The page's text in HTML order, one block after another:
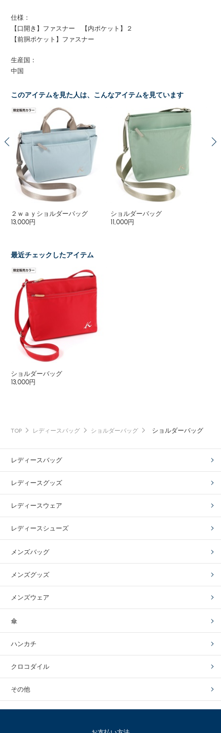
仕様：
【口開き】ファスナー 【内ポケット】２
【前胴ポケット】ファスナー
生産国：
中国
このアイテムを見た人は、こんなアイテムを見ています
２ｗａｙショルダーバッグ
13,000円
ショルダーバッグ
11,000円
最近チェックしたアイテム
ショルダーバッグ
13,000円
TOP レディースバッグ ショルダーバッグ ショルダーバッグ
レディースバッグ
レディースグッズ
レディースウェア
レディースシューズ
メンズバッグ
メンズグッズ
メンズウェア
傘
ハンカチ
クロコダイル
その他